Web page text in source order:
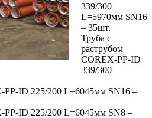
339/300
L=5970мм SN16
– 35шт.
Труба с
раструбом
COREX-PP-ID
339/300
PP-ID 225/200 L=6045мм SN16 –
PP-ID 225/200 L=6045мм SN8 –